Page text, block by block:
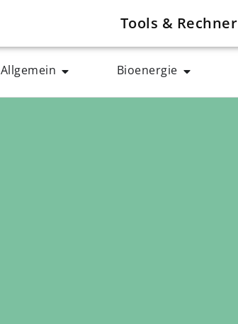
Tools & Rechner
Allgemein Bioenergie